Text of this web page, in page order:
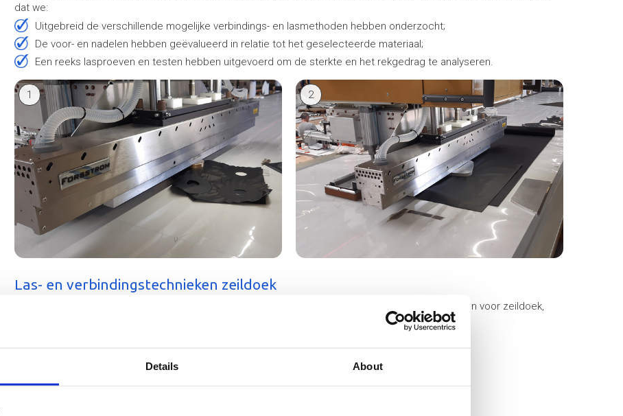
Details About
dat we:
uitgebreid de verschillende mogelijke verbindings- en lasmethoden hebben onderzocht;
de voor- en nadelen hebben geëvalueerd in relatie tot het geselecteerde materiaal;
een reeks lasproeven en testen hebben uitgevoerd om de sterkte en het rekgedrag te analyseren.
1 2
Las- en verbindingstechnieken zeildoek
Bij Buitink Technology hebben we in eigen huis toegang tot vrijwel alle las- en verbindingstechnieken voor zeildoek,